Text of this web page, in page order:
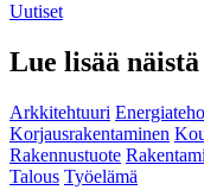
Uutiset
Lue lisää
Arkkitehtuuri
Korjausrakentaminen
Rakennustuote
Talous Työelämä